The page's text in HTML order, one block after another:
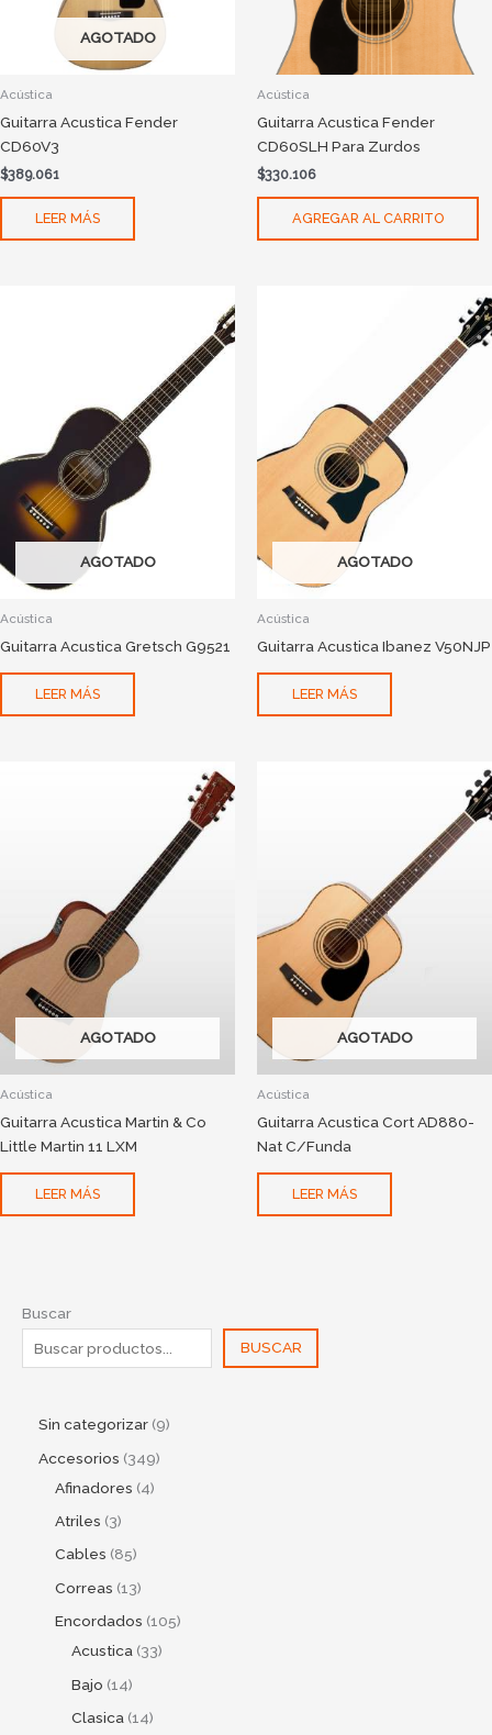
Buscar
BUSCAR
Sin categorizar 9
Accesorios 349
Afinadores 4
Atriles 3
Cables 85
Correas 13
Encordados 105
Acustica 33
Bajo 14
Clasica 14
AGOTADO
Acústica
Guitarra Acustica Fender
CD60V3
$389.061
LEER MÁS
Acústica
Guitarra Acustica Fender
CD60SLH Para Zurdos
$330.106
AGREGAR AL CARRITO
AGOTADO
Acústica
Guitarra Acustica Gretsch G9521
LEER MÁS
AGOTADO
Acústica
Guitarra Acustica Ibanez V50NJP
LEER MÁS
AGOTADO
Acústica
Guitarra Acustica Martin & Co
Little Martin 11 LXM
LEER MÁS
AGOTADO
Acústica
Guitarra Acustica Cort AD880-
Nat C/Funda
LEER MÁS